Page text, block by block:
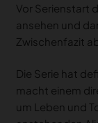
Vor Serienstart
ansehen und
Zwischenfazit
Die Serie hat
macht einem
um Leben und